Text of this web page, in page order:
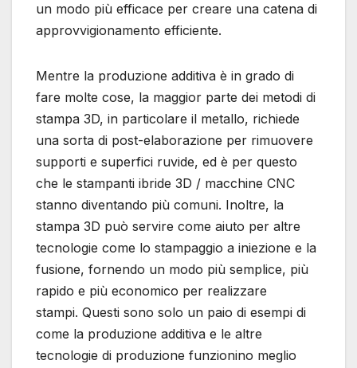
un modo più efficace per creare una catena di
approvvigionamento efficiente.
Mentre la produzione additiva è in grado di
fare molte cose, la maggior parte dei metodi di
stampa 3D, in particolare il metallo, richiede
una sorta di post-elaborazione per rimuovere
supporti e superfici ruvide, ed è per questo
che le stampanti ibride 3D / macchine CNC
stanno diventando più comuni. Inoltre, la
stampa 3D può servire come aiuto per altre
tecnologie come lo stampaggio a iniezione e la
fusione, fornendo un modo più semplice, più
rapido e più economico per realizzare
stampi. Questi sono solo un paio di esempi di
come la produzione additiva e le altre
tecnologie di produzione funzionino meglio